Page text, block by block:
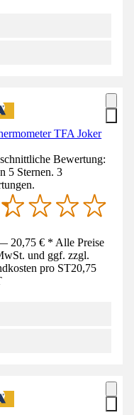
TFA Joker
Bewertung:
5 Sternen. 3
20,75 € * Alle Preise
und ggf. zzgl.
pro ST20,75